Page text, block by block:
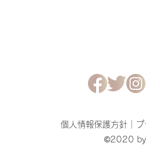
個人情報保護方針｜
プ
©2020 by